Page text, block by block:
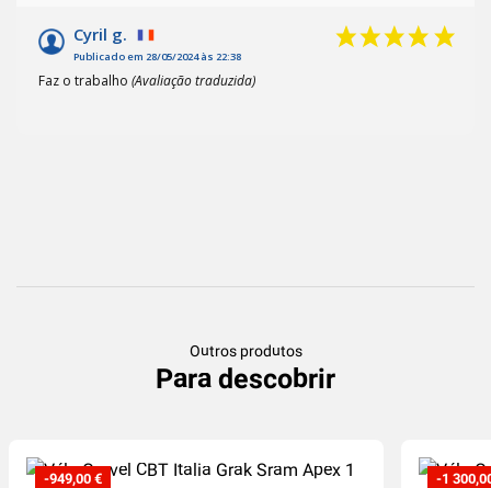
Cyril g.
Publicado em 28/05/2024 às 22:38
Faz o trabalho (Avaliação traduzida)
Outros produtos
Para descobrir
-949,00 € -1